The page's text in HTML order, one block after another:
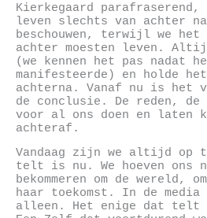
Kierkegaard parafraserend,
leven slechts van achter
beschouwen, terwijl we het
achter moesten leven.
(we kennen het pas nadat
manifesteerde) en holde
achterna. Vanaf nu is het
de conclusie. De reden, de
voor al ons doen en laten
achteraf.
Vandaag zijn we altijd op
telt is nu. We hoeven ons
bekommeren om de wereld,
haar toekomst. In de media
alleen. Het enige dat telt